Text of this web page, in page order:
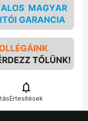
notifications
Értesítések